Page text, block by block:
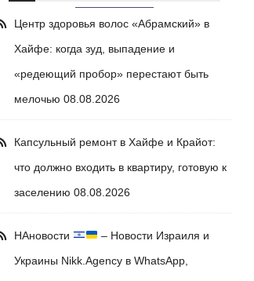
Центр здоровья волос «Абрaмский» в
Хайфе: когда зуд, выпадение и
«редеющий пробор» перестают быть
мелочью 08.08.2026
Капсульный ремонт в Хайфе и Крайот:
что должно входить в квартиру, готовую к
заселению 08.08.2026
НАновости
– Новости Израиля и
Украины Nikk.Agency в WhatsApp,